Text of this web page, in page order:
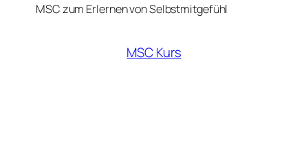
MSC zum Erlernen von Selbstmitgefühl
MSC Kurs